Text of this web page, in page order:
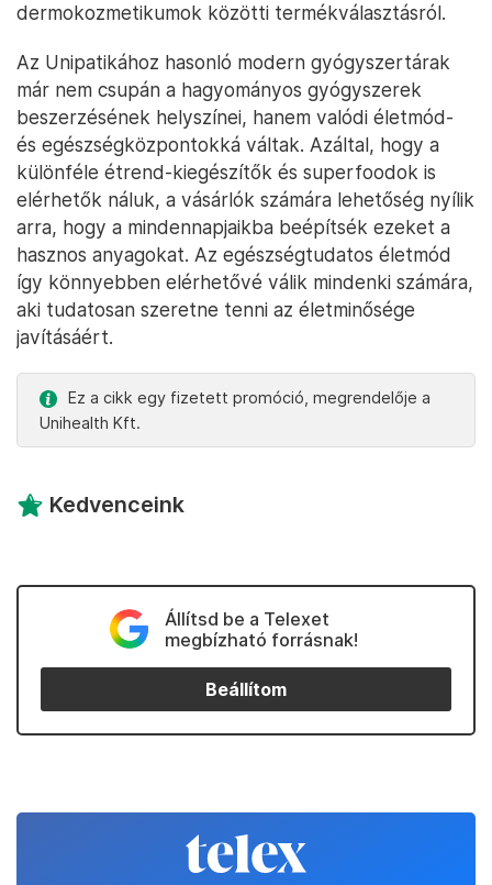
dermokozmetikumok közötti termékválasztásról.
Az Unipatikához hasonló modern gyógyszertárak
már nem csupán a hagyományos gyógyszerek
beszerzésének helyszínei, hanem valódi életmód-
és egészségközpontokká váltak. Azáltal, hogy a
különféle étrend-kiegészítők és superfoodok is
elérhetők náluk, a vásárlók számára lehetőség nyílik
arra, hogy a mindennapjaikba beépítsék ezeket a
hasznos anyagokat. Az egészségtudatos életmód
így könnyebben elérhetővé válik mindenki számára,
aki tudatosan szeretne tenni az életminősége
javításáért.
Ez a cikk egy fizetett promóció, megrendelője a
Unihealth Kft.
Kedvenceink
Állítsd be a Telexet
megbízható forrásnak!
Beállítom